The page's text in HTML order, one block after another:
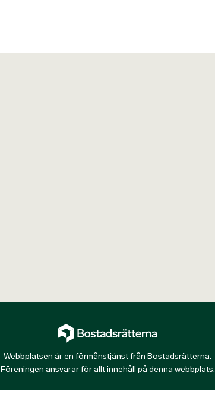
Webbplatsen är en förmånstjänst från Bostadsrätterna.
Föreningen ansvarar för allt innehåll på denna webbplats.